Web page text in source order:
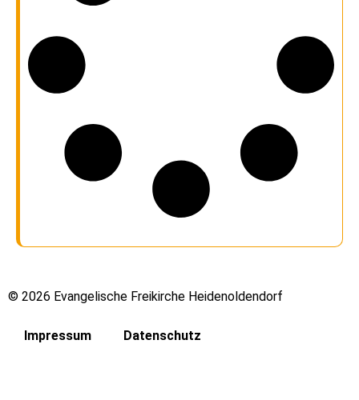
© 2026 Evangelische Freikirche Heidenoldendorf
Impressum Datenschutz